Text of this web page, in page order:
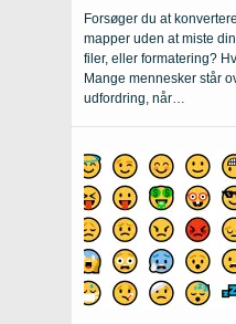
Forsøger du at
mapper uden at miste
filer, eller formatering?
Mange mennesker står
udfordring, når…